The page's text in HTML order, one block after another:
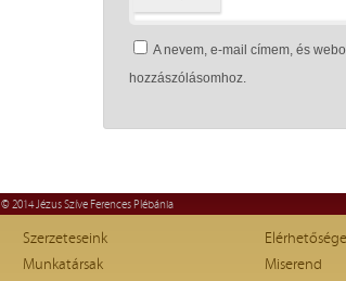
A nevem, e-mail címem, és
hozzászólásomhoz.
© 2014 Jézus Szíve Ferences Plébánia
Szerzeteseink
Munkatársak
Miserend